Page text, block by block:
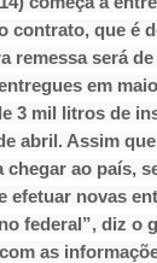
contrato, que é
remessa será
em
3 mil litros de
abril. Assim
chegar ao país,
efetuar novas
federal”, diz o
as